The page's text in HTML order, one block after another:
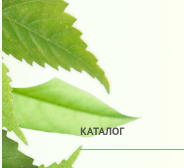
КАТАЛОГ